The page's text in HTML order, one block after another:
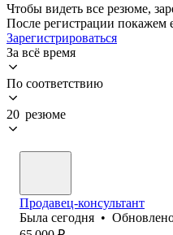
Чтобы видеть все резюме,
После регистрации покажем
Зарегистрироваться
За всё время
По соответствию
20 резюме
Продавец-консультант
Была сегодня •